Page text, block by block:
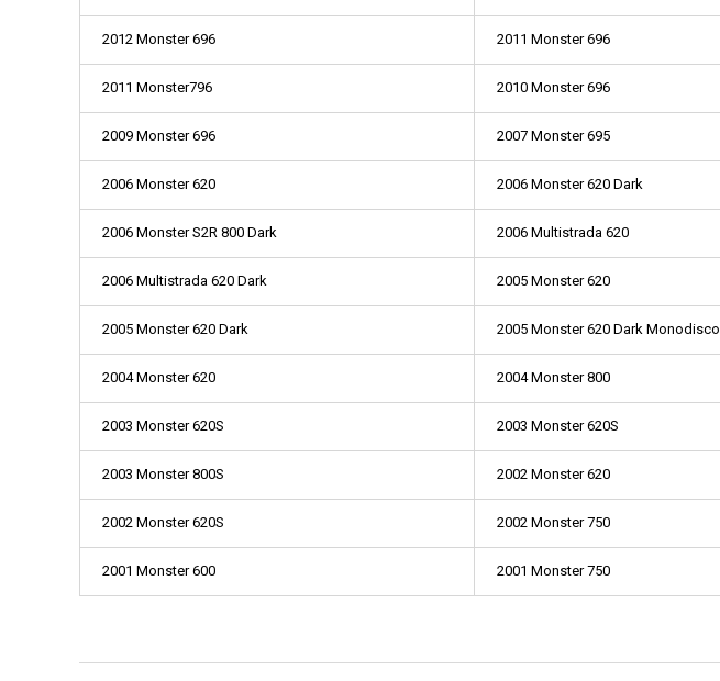
2012 Monster 696 2011 Monster 696
2011 Monster796 2010 Monster 696
2009 Monster 696 2007 Monster 695
2006 Monster 620 2006 Monster 620 Dark
2006 Monster S2R 800 Dark 2006 Multistrada 620
2006 Multistrada 620 Dark 2005 Monster 620
2005 Monster 620 Dark 2005 Monster 620 Dark Monodisco
2004 Monster 620 2004 Monster 800
2003 Monster 620S 2003 Monster 620S
2003 Monster 800S 2002 Monster 620
2002 Monster 620S 2002 Monster 750
2001 Monster 600 2001 Monster 750